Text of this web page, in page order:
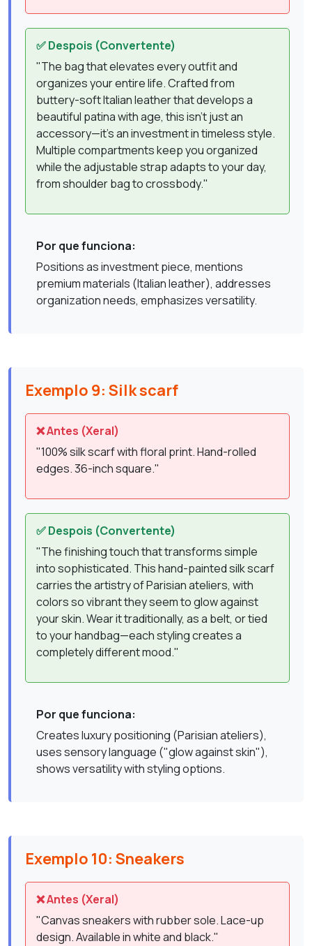
✅ Despois (Convertente)
"The bag that elevates every outfit and
organizes your entire life. Crafted from
buttery-soft Italian leather that develops a
beautiful patina with age, this isn't just an
accessory—it's an investment in timeless style.
Multiple compartments keep you organized
while the adjustable strap adapts to your day,
from shoulder bag to crossbody."
Por que funciona:
Positions as investment piece, mentions
premium materials (Italian leather), addresses
organization needs, emphasizes versatility.
Exemplo 9: Silk scarf
❌ Antes (Xeral)
"100% silk scarf with floral print. Hand-rolled
edges. 36-inch square."
✅ Despois (Convertente)
"The finishing touch that transforms simple
into sophisticated. This hand-painted silk scarf
carries the artistry of Parisian ateliers, with
colors so vibrant they seem to glow against
your skin. Wear it traditionally, as a belt, or tied
to your handbag—each styling creates a
completely different mood."
Por que funciona:
Creates luxury positioning (Parisian ateliers),
uses sensory language ("glow against skin"),
shows versatility with styling options.
Exemplo 10: Sneakers
❌ Antes (Xeral)
"Canvas sneakers with rubber sole. Lace-up
design. Available in white and black."